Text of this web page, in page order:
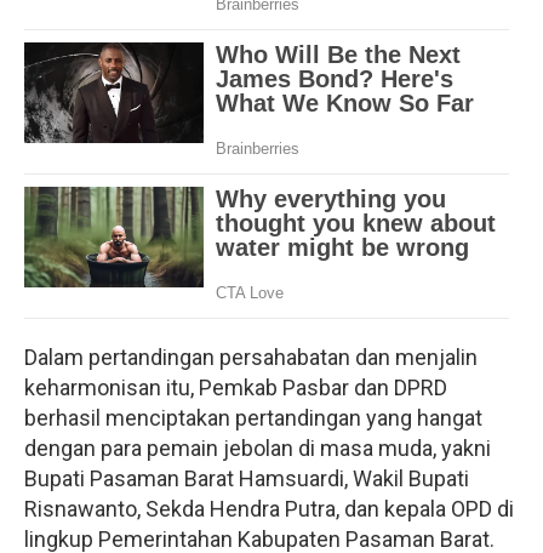
Dalam pertandingan persahabatan dan menjalin
keharmonisan itu, Pemkab Pasbar dan DPRD
berhasil menciptakan pertandingan yang hangat
dengan para pemain jebolan di masa muda, yakni
Bupati Pasaman Barat Hamsuardi, Wakil Bupati
Risnawanto, Sekda Hendra Putra, dan kepala OPD di
lingkup Pemerintahan Kabupaten Pasaman Barat.